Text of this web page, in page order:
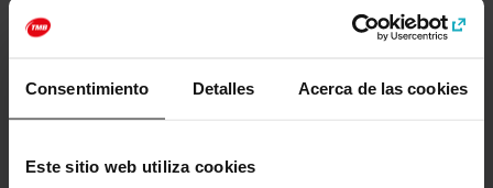
Consentimiento Detalles Acerca de las cookies
Este sitio web utiliza cookies
encontrarás unos jardines que fueron el primer parque
Jardines de
conjunción de arquitectura y arte contemporáneo.